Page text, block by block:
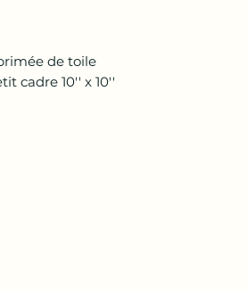
de toile
cadre 10'' x 10''